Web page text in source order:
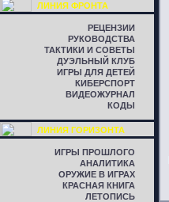
ЛИНИЯ ФРОНТА
РЕЦЕНЗИИ
РУКОВОДСТВА
ТАКТИКИ И СОВЕТЫ
ДУЭЛЬНЫЙ КЛУБ
ИГРЫ ДЛЯ ДЕТЕЙ
КИБЕРСПОРТ
ВИДЕОЖУРНАЛ
КОДЫ
ЛИНИЯ ГОРИЗОНТА
ИГРЫ ПРОШЛОГО
АНАЛИТИКА
ОРУЖИЕ В ИГРАХ
КРАСНАЯ КНИГА
ЛЕТОПИСЬ